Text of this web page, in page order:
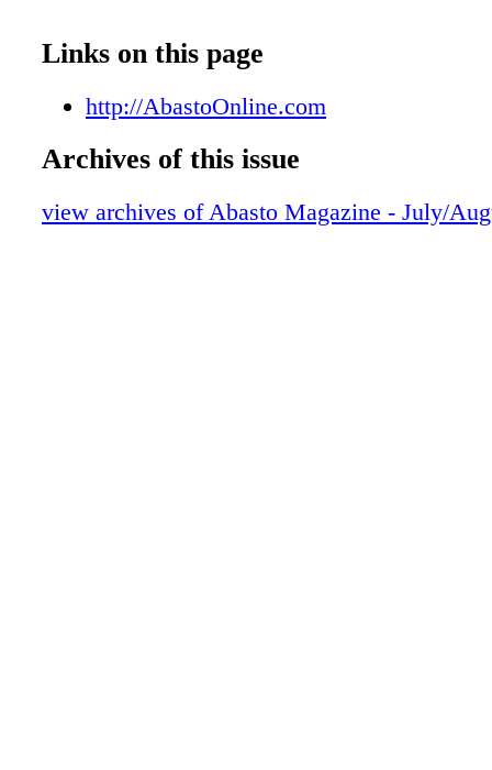
Links on this page
http://AbastoOnline.com
Archives of this issue
view archives of Abasto Magazine - July/